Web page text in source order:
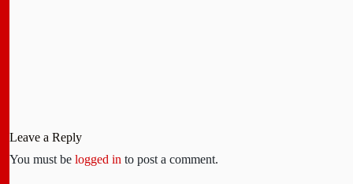
Leave a Reply
You must be logged in to post a comment.